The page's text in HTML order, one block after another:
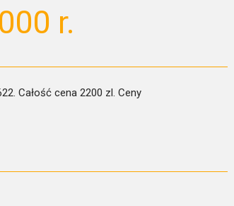
r.
Całość cena 2200 zl. Ceny